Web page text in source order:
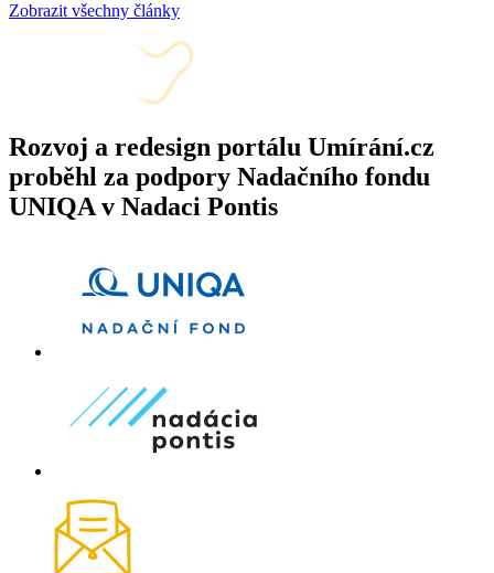
Zobrazit všechny články
Rozvoj a redesign portálu Umírání.cz
proběhl za podpory Nadačního fondu
UNIQA v Nadaci Pontis